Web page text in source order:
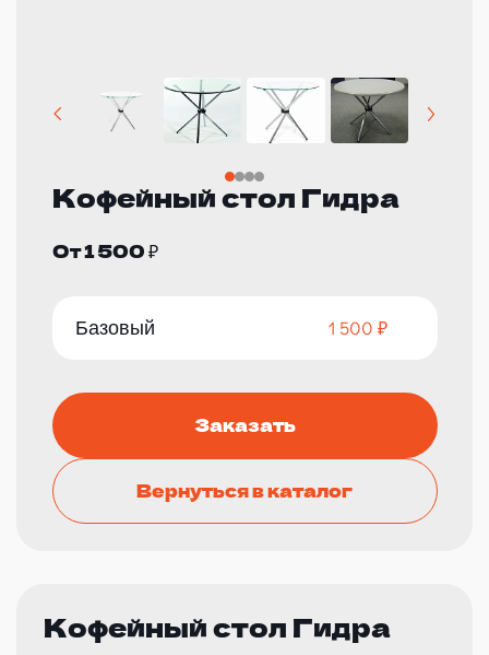
Кофейный стол Гидра
От 1 500 ₽
Базовый 1 500 ₽
Заказать
Вернуться в каталог
Кофейный стол Гидра